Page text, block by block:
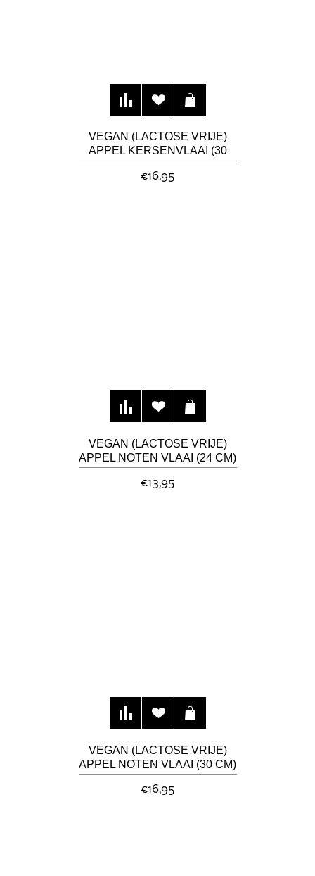
VEGAN (LACTOSE VRIJE)
APPEL KERSENVLAAI (30
CM)
€16,95
VEGAN (LACTOSE VRIJE)
APPEL NOTEN VLAAI (24 CM)
€13,95
VEGAN (LACTOSE VRIJE)
APPEL NOTEN VLAAI (30 CM)
€16,95